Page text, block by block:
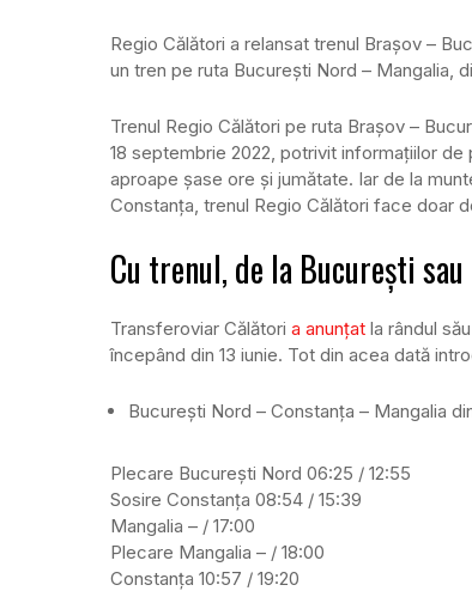
Regio Călători a relansat trenul Brașov –
un tren pe ruta București Nord – Mangalia,
Trenul Regio Călători pe ruta Brașov –
18 septembrie 2022, potrivit informațiilor de
aproape șase ore și jumătate. Iar de la
Constanța, trenul Regio Călători face doar
Cu trenul, de la București
Transferoviar Călători a anunțat la rândul
începând din 13 iunie. Tot din acea dată
București Nord – Constanța – Mangalia
Plecare București Nord 06:25 / 12:55
Sosire Constanța 08:54 / 15:39
Mangalia – / 17:00
Plecare Mangalia – / 18:00
Constanța 10:57 / 19:20